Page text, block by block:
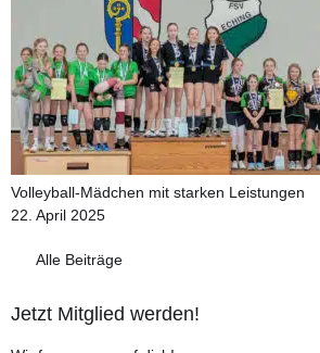
Volleyball-Mädchen mit starken Leistungen
22. April 2025
Alle Beiträge
Jetzt Mitglied werden!